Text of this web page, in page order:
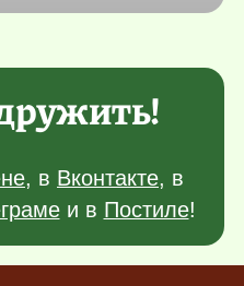
, в Вконтакте, в
и в Постиле!